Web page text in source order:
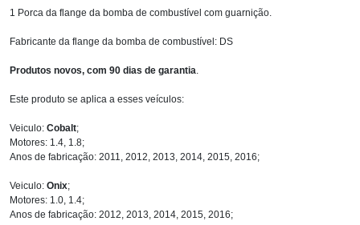
1 Porca da flange da bomba de combustível com guarnição.
Fabricante da flange da bomba de combustível: DS
Produtos novos, com 90 dias de garantia
Este produto se aplica a esses veículos:
Veiculo: Cobalt;
Motores: 1.4, 1.8;
Anos de fabricação: 2011, 2012, 2013, 2014, 2015, 2016;
Veiculo: Onix;
Motores: 1.0, 1.4;
Anos de fabricação: 2012, 2013, 2014, 2015, 2016;